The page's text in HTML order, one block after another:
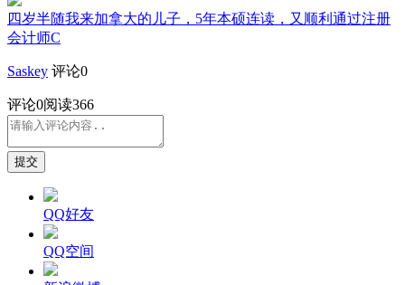
四岁半随我来加拿大的儿子，5年本硕连读，又顺利通过注册
会计师C
Saskey 评论0
评论0阅读366
提交
QQ好友
QQ空间